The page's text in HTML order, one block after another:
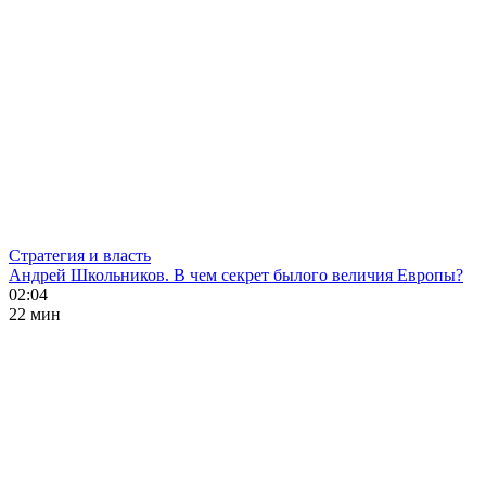
Стратегия и власть
Андрей Школьников. В чем секрет былого величия Европы?
02:04
22 мин